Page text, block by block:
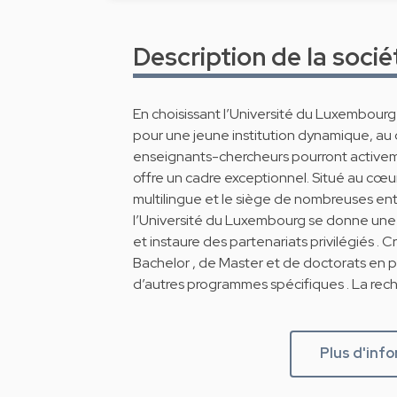
Description de la
En choisissant l’Université du
pour une jeune institution dynamique,
enseignants-chercheurs pourront
offre un cadre exceptionnel. Situé au
multilingue et le siège de nombreuses
l’Université du Luxembourg se donne
et instaure des partenariats privilégiés .
Bachelor , de Master et de doctorats en
d’autres programmes spécifiques . La
Plus